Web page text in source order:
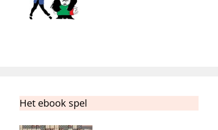
Het ebook spel